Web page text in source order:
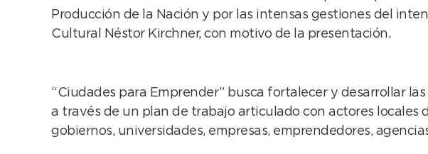
Producción de la Nación y por las intensas gestiones del
Cultural Néstor Kirchner, con motivo de la presentación.
“Ciudades para Emprender” busca fortalecer y desarrollar
a través de un plan de trabajo articulado con actores locales
gobiernos, universidades, empresas, emprendedores,